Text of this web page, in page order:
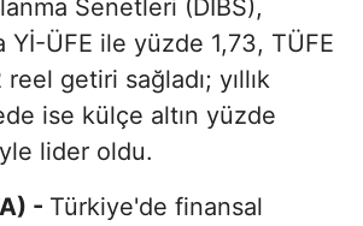
Senetleri (DİBS),
Yİ-ÜFE ile yüzde 1,73, TÜFE
getiri sağladı; yıllık
ise külçe altın yüzde
lider oldu.
- Türkiye'de finansal